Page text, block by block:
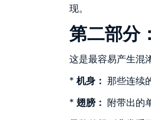
现。
第二部分
这是最容易产生混
* 机身： 那些连续
* 翅膀： 附带出的